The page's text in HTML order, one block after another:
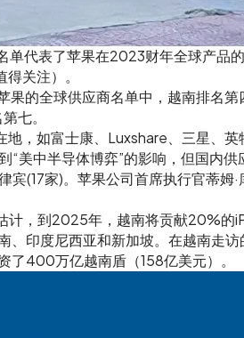
代表了苹果在2023财年全球产品
关注）。
的全球供应商名单中，越南排名
七。
，如富士康、Luxshare、三星、英
中半导体博弈”的影响，但国内供
(17家)。苹果公司首席执行官蒂
，到2025年，越南将贡献20%
印度尼西亚和新加坡。在越南走
了400万亿越南盾（158亿美元）。